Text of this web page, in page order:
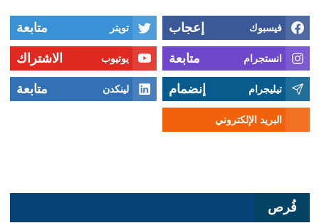
فيسبوك إعجاب تويتر متابعة
انستجرام متابعة يوتيوب الاشتراك
تيليجرام إنضمام لينكدن متابعة
البريد الإلكتروني
فُرص